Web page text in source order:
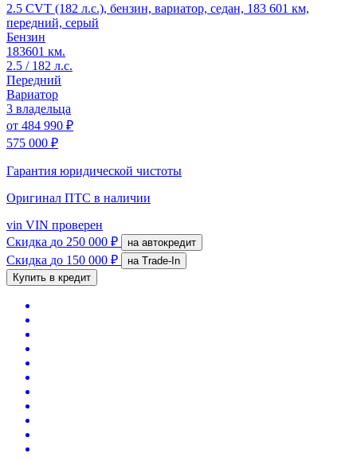
2.5 CVT (182 л.с.), бензин, вариатор, седан, 183 601 км,
передний, серый
Бензин
183601 км.
2.5 / 182 л.с.
Передний
Вариатор
3 владельца
от 484 990 ₽
575 000 ₽
Гарантия юридической чистоты
Оригинал ПТС в наличии
vin VIN проверен
Скидка до 250 000 ₽ на автокредит
Скидка до 150 000 ₽
на Trade-In
Купить в кредит